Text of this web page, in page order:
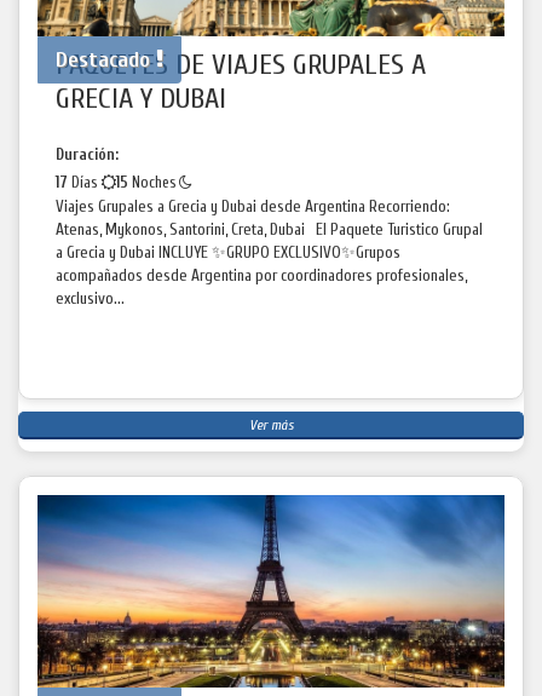
Destacado
PAQUETES DE VIAJES GRUPALES A
GRECIA Y DUBAI
Duración:
17 Días 15 Noches
Viajes Grupales a Grecia y Dubai desde Argentina Recorriendo:
Atenas, Mykonos, Santorini, Creta, Dubai El Paquete Turistico Grupal
a Grecia y Dubai INCLUYE ✨GRUPO EXCLUSIVO✨Grupos
acompañados desde Argentina por coordinadores profesionales,
exclusivo...
Ver más